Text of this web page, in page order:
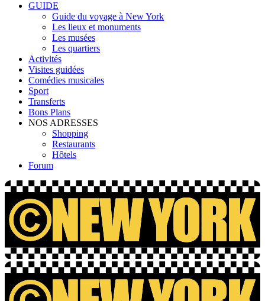
GUIDE
Guide du voyage à New York
Les lieux et monuments
Les musées
Les quartiers
Activités
Visites guidées
Comédies musicales
Sport
Transferts
Bons Plans
NOS ADRESSES
Shopping
Restaurants
Hôtels
Forum